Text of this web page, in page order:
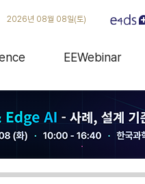
2026년 08월 08일(토)
EEWebinar